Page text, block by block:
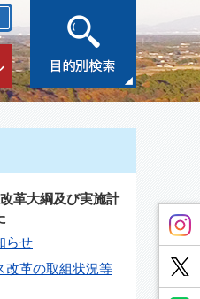
革大綱及び実施計
らせ
改革の取組状況等